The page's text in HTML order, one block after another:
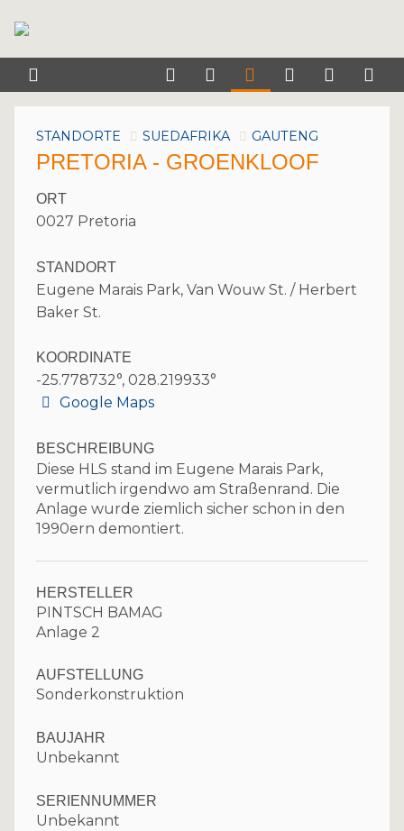
STANDORTE SUEDAFRIKA GAUTENG
PRETORIA - GROENKLOOF
ORT
0027 Pretoria
STANDORT
Eugene Marais Park, Van Wouw St. / Herbert
Baker St.
KOORDINATE
-25.778732°, 028.219933°
Google Maps
BESCHREIBUNG
Diese HLS stand im Eugene Marais Park,
vermutlich irgendwo am Straßenrand. Die
Anlage wurde ziemlich sicher schon in den
1990ern demontiert.
HERSTELLER
PINTSCH BAMAG
Anlage 2
AUFSTELLUNG
Sonderkonstruktion
BAUJAHR
Unbekannt
SERIENNUMMER
Unbekannt